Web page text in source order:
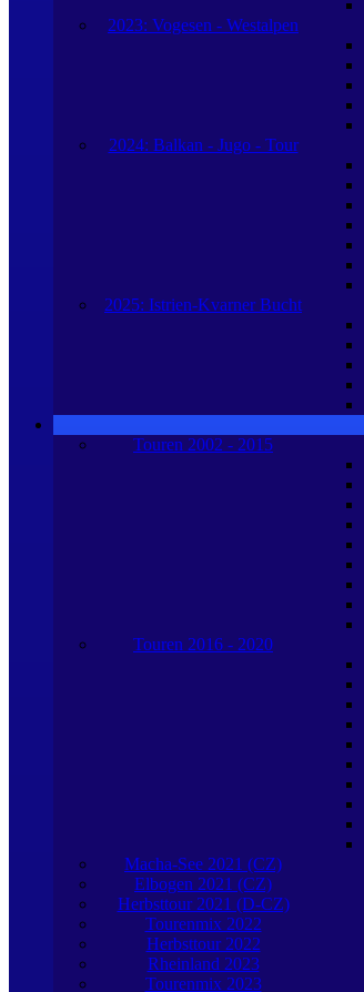
2023: Vogesen - Westalpen
2024: Balkan - Jugo - Tour
2025: Istrien-Kvarner Bucht
Touren 2002 - 2015
Touren 2016 - 2020
Macha-See 2021 (CZ)
Elbogen 2021 (CZ)
Herbsttour 2021 (D-CZ)
Tourenmix 2022
Herbsttour 2022
Rheinland 2023
Tourenmix 2023